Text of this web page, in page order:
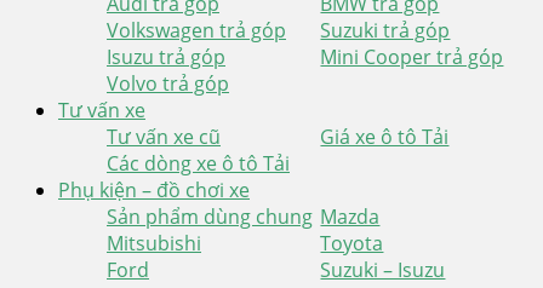
Volkswagen trả góp
Suzuki trả góp
Isuzu trả góp
Mini Cooper trả góp
Volvo trả góp
Tư vấn xe
Tư vấn xe cũ
Giá xe ô tô Tải
Các dòng xe ô tô Tải
Phụ kiện – đồ chơi xe
Sản phẩm dùng chung Mazda
Mitsubishi
Toyota
Ford
Suzuki – Isuzu